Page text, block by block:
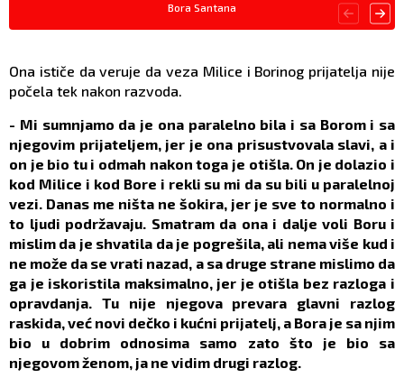
Bora Santana
Ona ističe da veruje da veza Milice i Borinog prijatelja nije
počela tek nakon razvoda.
- Mi sumnjamo da je ona paralelno bila i sa Borom i sa
njegovim prijateljem, jer je ona prisustvovala slavi, a i
on je bio tu i odmah nakon toga je otišla. On je dolazio i
kod Milice i kod Bore i rekli su mi da su bili u paralelnoj
vezi. Danas me ništa ne šokira, jer je sve to normalno i
to ljudi podržavaju. Smatram da ona i dalje voli Boru i
mislim da je shvatila da je pogrešila, ali nema više kud i
ne može da se vrati nazad, a sa druge strane mislimo da
ga je iskoristila maksimalno, jer je otišla bez razloga i
opravdanja. Tu nije njegova prevara glavni razlog
raskida, već novi dečko i kućni prijatelj, a Bora je sa njim
bio u dobrim odnosima samo zato što je bio sa
njegovom ženom, ja ne vidim drugi razlog.